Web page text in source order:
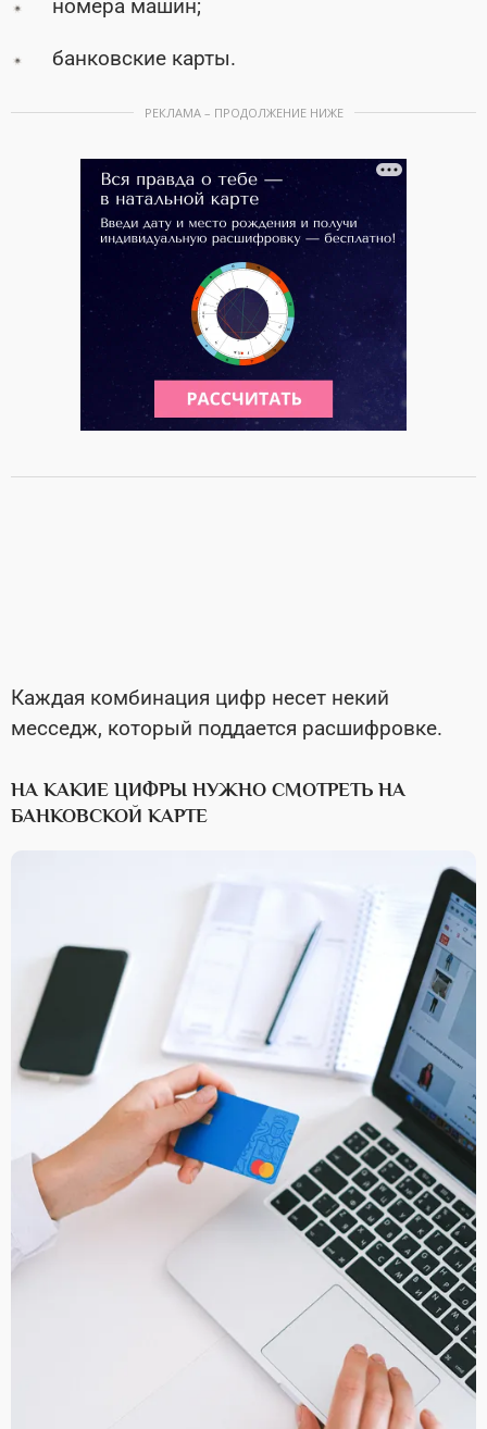
номера машин;
банковские карты.
РЕКЛАМА – ПРОДОЛЖЕНИЕ НИЖЕ
Каждая комбинация цифр несет некий
месседж, который поддается расшифровке.
НА КАКИЕ ЦИФРЫ НУЖНО СМОТРЕТЬ НА
БАНКОВСКОЙ КАРТЕ